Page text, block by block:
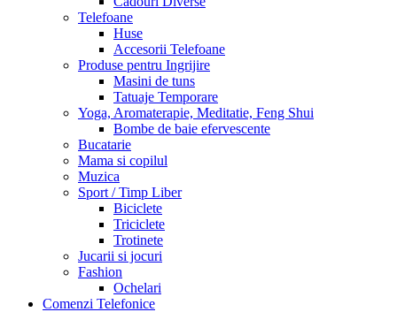
Telefoane
Huse
Accesorii Telefoane
Produse pentru Ingrijire
Masini de tuns
Tatuaje Temporare
Yoga, Aromaterapie, Meditatie, Feng Shui
Bombe de baie efervescente
Bucatarie
Mama si copilul
Muzica
Sport / Timp Liber
Biciclete
Triciclete
Trotinete
Jucarii si jocuri
Fashion
Ochelari
Comenzi Telefonice